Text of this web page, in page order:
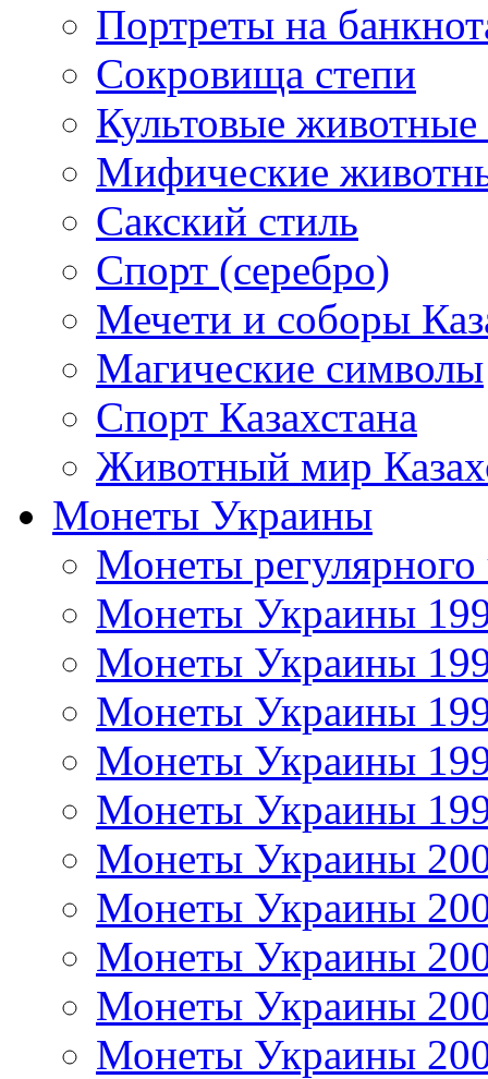
Портреты на
Сокровища степи
Культовые
Мифические
Сакский стиль
Спорт (серебро)
Мечети и соборы
Магические символы
Спорт Казахстана
Животный мир
Монеты Украины
Монеты регулярного
Монеты Украины
Монеты Украины
Монеты Украины
Монеты Украины
Монеты Украины
Монеты Украины
Монеты Украины
Монеты Украины
Монеты Украины
Монеты Украины